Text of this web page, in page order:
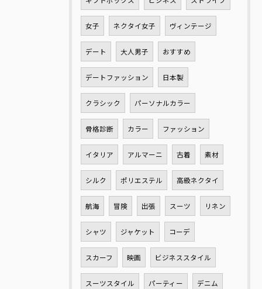
女子 ネクタイ女子 ヴィンテージ
デート 大人男子 おすすめ
デートファッション 日本製
クラシック パーソナルカラー
骨格診断 カラー ファッション
イタリア アルマーニ 古着 素材
シルク ポリエステル 高級ネクタイ
航海 冒険 出張 スーツ リネン
シャツ ジャケット コーデ
スカーフ 映画 ビジネススタイル
スーツスタイル パーティー デニム